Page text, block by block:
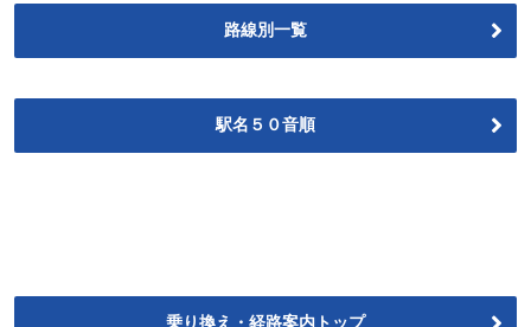
路線別一覧
駅名５０音順
乗り換え・経路案内トップ